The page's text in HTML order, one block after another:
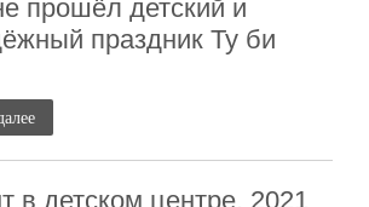
прошёл детский и
праздник Ту би
в детском центре, 2021